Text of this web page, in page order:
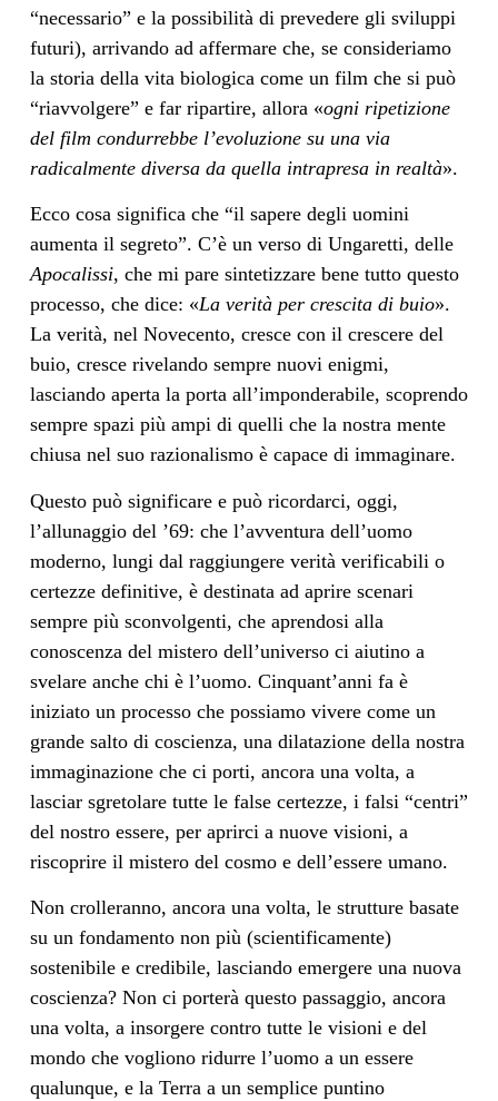
“necessario” e la possibilità di prevedere gli sviluppi
futuri), arrivando ad affermare che, se consideriamo
la storia della vita biologica come un film che si può
“riavvolgere” e far ripartire, allora «ogni ripetizione
del film condurrebbe l’evoluzione su una via
radicalmente diversa da quella intrapresa in realtà».
Ecco cosa significa che “il sapere degli uomini
aumenta il segreto”. C’è un verso di Ungaretti, delle
Apocalissi, che mi pare sintetizzare bene tutto questo
processo, che dice: «La verità per crescita di buio».
La verità, nel Novecento, cresce con il crescere del
buio, cresce rivelando sempre nuovi enigmi,
lasciando aperta la porta all’imponderabile, scoprendo
sempre spazi più ampi di quelli che la nostra mente
chiusa nel suo razionalismo è capace di immaginare.
Questo può significaree può ricordarci, oggi,
l’allunaggio del ’69: che l’avventura dell’uomo
moderno, lungi dal raggiungere verità verificabili o
certezze definitive, è destinata ad aprire scenari
sempre più sconvolgenti, che aprendosi alla
conoscenza del mistero dell’universo ci aiutino a
svelare anche chi è l’uomo. Cinquant’anni fa è
iniziato un processo che possiamo vivere come un
grande salto di coscienza, una dilatazione della nostra
immaginazione che ci porti, ancora una volta, a
lasciar sgretolare tutte le false certezze, i falsi “centri”
del nostro essere, per aprirci a nuove visioni, a
riscoprire il mistero del cosmo e dell’essere umano.
Non crolleranno, ancora una volta, le strutture basate
su un fondamento non più (scientificamente)
sostenibile e credibile, lasciando emergere una nuova
coscienza? Non ci porterà questo passaggio, ancora
una volta, a insorgere contro tutte le visioni e del
mondo che vogliono ridurre l’uomo a un essere
qualunque, e la Terra a un semplice puntino